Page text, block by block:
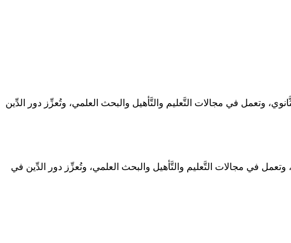
وتعمل في مجالات التَّعليم والتَّأهيل والبحث العلمي، وتُعزِّز دور الدِّين
وتعمل في مجالات التَّعليم والتَّأهيل والبحث العلمي، وتُعزِّز دور الدِّين في